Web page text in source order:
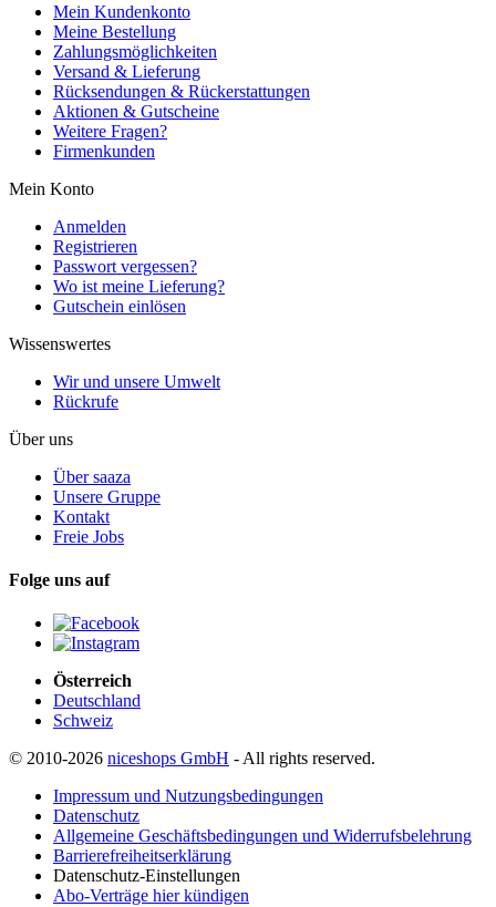
Mein Kundenkonto
Meine Bestellung
Zahlungsmöglichkeiten
Versand & Lieferung
Rücksendungen & Rückerstattungen
Aktionen & Gutscheine
Weitere Fragen?
Firmenkunden
Mein Konto
Anmelden
Registrieren
Passwort vergessen?
Wo ist meine Lieferung?
Gutschein einlösen
Wissenswertes
Wir und unsere Umwelt
Rückrufe
Über uns
Über saaza
Unsere Gruppe
Kontakt
Freie Jobs
Folge uns auf
Österreich
Deutschland
Schweiz
© 2010-2026 niceshops GmbH - All rights reserved.
Impressum und Nutzungsbedingungen
Datenschutz
Allgemeine Geschäftsbedingungen und Widerrufsbelehrung
Barrierefreiheitserklärung
Datenschutz-Einstellungen
Abo-Verträge hier kündigen